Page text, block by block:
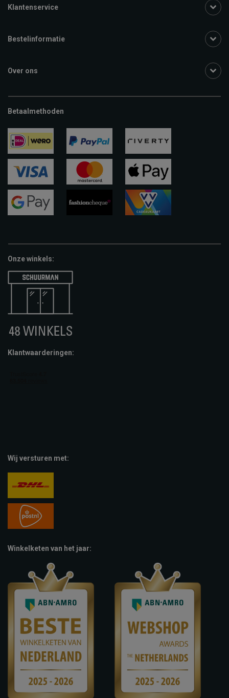
Klantenservice
Bestelinformatie
Over ons
Betaalmethoden
ideal paypal riverty
visa
apple-
pay
Onze winkels:
Klantwaarderingen:
Wij versturen met:
Winkelketen van het jaar: